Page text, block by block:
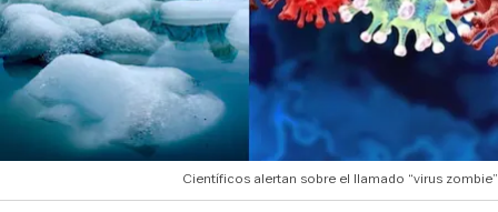
Científicos alertan sobre el llamado “virus zombie”